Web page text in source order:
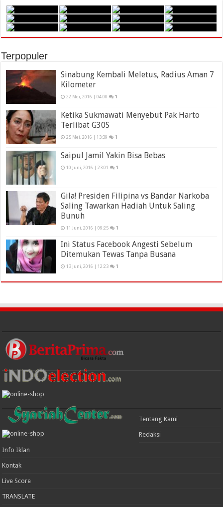
Terpopuler
Sinabung Kembali Meletus, Radius Aman 7
Kilometer
22 Mei, 2016 | 04:00 1
Ketika Sukmawati Menyebut Pak Harto
Terlibat G30S
25 Mei, 2016 | 13:39 1
Saipul Jamil Yakin Bisa Bebas
10 Juni, 2016 | 23:01 1
Gila! Presiden Filipina vs Bandar Narkoba
Saling Tawarkan Hadiah Untuk Saling
Bunuh
11 Juni, 2016 | 09:25 1
Ini Status Facebook Angesti Sebelum
Ditemukan Tewas Tanpa Busana
13 Juni, 2016 | 12:23 1
Tentang Kami
Redaksi
Info Iklan
Kontak
Live Score
TRANSLATE